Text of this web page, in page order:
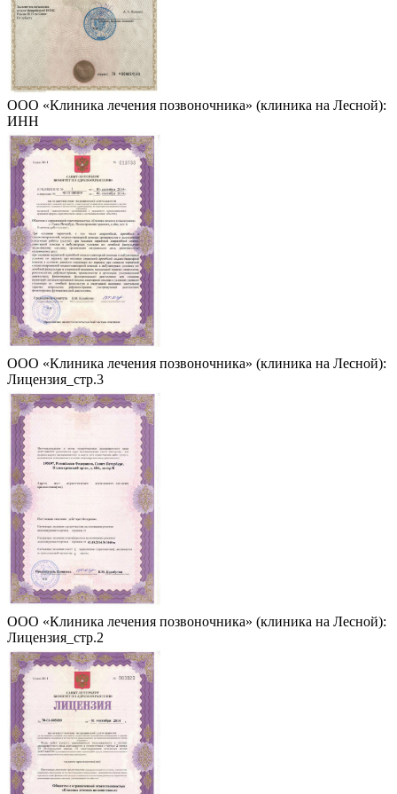
ООО «Клиника лечения позвоночника» (клиника на Лесной):
ИНН
ООО «Клиника лечения позвоночника» (клиника на Лесной):
Лицензия_стр.3
ООО «Клиника лечения позвоночника» (клиника на Лесной):
Лицензия_стр.2